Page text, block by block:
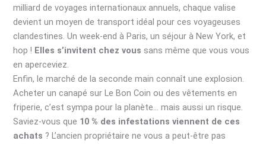
milliard de voyages internationaux annuels, chaque valise
devient un moyen de transport idéal pour ces voyageuses
clandestines. Un week-end à Paris, un séjour à New York, et
hop ! Elles s’invitent chez vous sans même que vous vous
en aperceviez.
Enfin, le marché de la seconde main connaît une explosion.
Acheter un canapé sur Le Bon Coin ou des vêtements en
friperie, c’est sympa pour la planète… mais aussi un risque.
Saviez-vous que 10 % des infestations viennent de ces
achats ? L’ancien propriétaire ne vous a peut-être pas